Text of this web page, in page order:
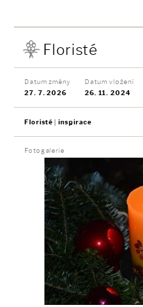
Floristé
Datum změny
27. 7. 2026
Datum vložení
26. 11. 2024
Floristé inspirace
Fotogalerie